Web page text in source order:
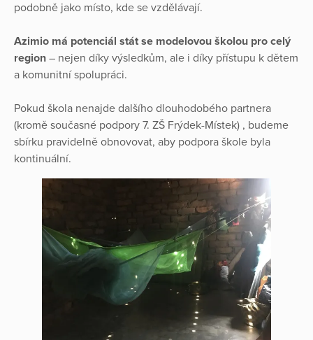
podobně jako místo, kde se vzdělávají.
Azimio má potenciál stát se modelovou školou pro celý
region – nejen díky výsledkům, ale i díky přístupu k dětem
a komunitní spolupráci.
Pokud škola nenajde dalšího dlouhodobého partnera
(kromě současné podpory 7. ZŠ Frýdek-Místek) , budeme
sbírku pravidelně obnovovat, aby podpora škole byla
kontinuální.